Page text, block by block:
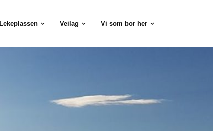
Lekeplassen Veilag Vi som bor her